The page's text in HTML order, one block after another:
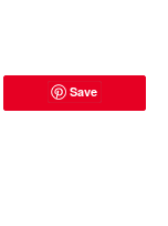
Save